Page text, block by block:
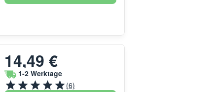
14,49 €
1-2 Werktage
(6)